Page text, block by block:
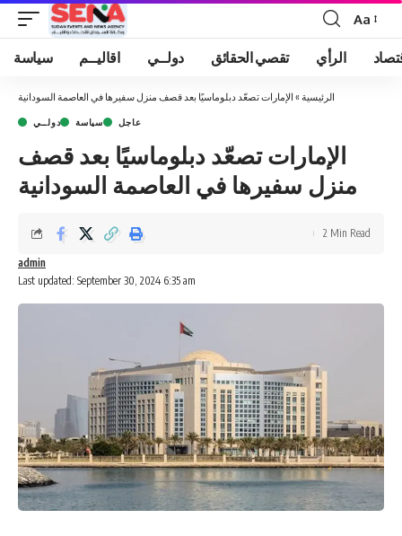
Font
Resizer
Aa
سياسة اقاليــم دولــي تقصي الحقائق الرأي
الرئيسية » الإمارات تصعّد دبلوماسيًا بعد قصف منزل سفيرها في العاصمة السودانية
دولــي سياسة عاجل
الإمارات تصعّد دبلوماسيًا بعد قصف
منزل سفيرها في العاصمة السودانية
Last updated: September 30, 2024 6:35 am
admin
2 Min Read